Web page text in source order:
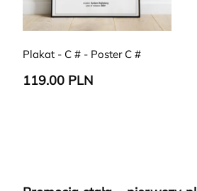
Plakat - C # - Poster C #
119.00 PLN